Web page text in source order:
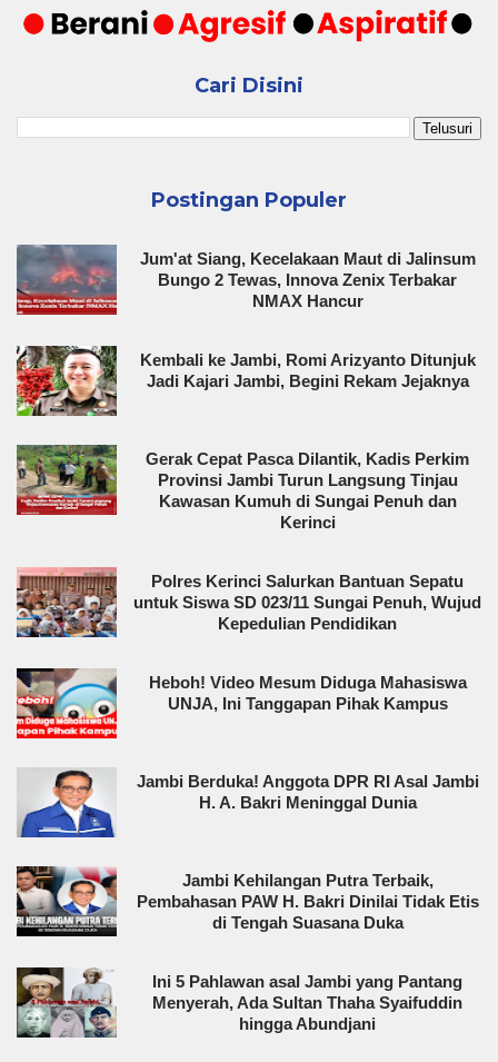
Cari Disini
Postingan Populer
Jum'at Siang, Kecelakaan Maut di Jalinsum
Bungo 2 Tewas, Innova Zenix Terbakar
NMAX Hancur
Kembali ke Jambi, Romi Arizyanto Ditunjuk
Jadi Kajari Jambi, Begini Rekam Jejaknya
Gerak Cepat Pasca Dilantik, Kadis Perkim
Provinsi Jambi Turun Langsung Tinjau
Kawasan Kumuh di Sungai Penuh dan
Kerinci
Polres Kerinci Salurkan Bantuan Sepatu
untuk Siswa SD 023/11 Sungai Penuh, Wujud
Kepedulian Pendidikan
Heboh! Video Mesum Diduga Mahasiswa
UNJA, Ini Tanggapan Pihak Kampus
Jambi Berduka! Anggota DPR RI Asal Jambi
H. A. Bakri Meninggal Dunia
Jambi Kehilangan Putra Terbaik,
Pembahasan PAW H. Bakri Dinilai Tidak Etis
di Tengah Suasana Duka
Ini 5 Pahlawan asal Jambi yang Pantang
Menyerah, Ada Sultan Thaha Syaifuddin
hingga Abundjani